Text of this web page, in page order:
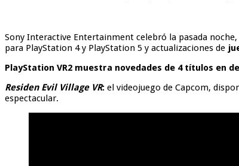
Sony Interactive Entertainment celebró la pasada noche,
para PlayStation 4 y PlayStation 5 y actualizaciones de
PlayStation VR2 muestra novedades de 4 títulos en
Residen Evil Village VR: el videojuego de Capcom,
espectacular.